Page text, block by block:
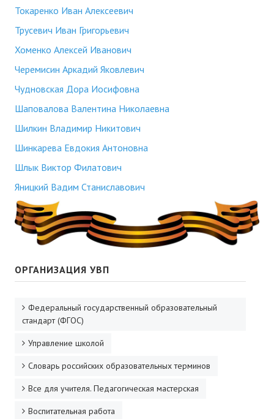
Токаренко Иван Алексеевич
Трусевич Иван Григорьевич
Хоменко Алексей Иванович
Черемисин Аркадий Яковлевич
Чудновская Дора Иосифовна
Шаповалова Валентина Николаевна
Шилкин Владимир Никитович
Шинкарева Евдокия Антоновна
Шлык Виктор Филатович
Яницкий Вадим Станиславович
ОРГАНИЗАЦИЯ УВП
Федеральный государственный образовательный
стандарт (ФГОС)
Управление школой
Словарь российских образовательных терминов
Все для учителя. Педагогическая мастерская
Воспитательная работа